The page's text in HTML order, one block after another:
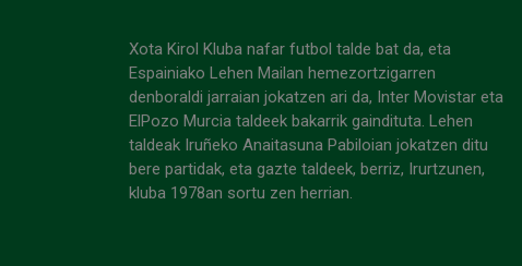
Xota Kirol Kluba nafar futbol talde bat da, eta
Espainiako Lehen Mailan hemezortzigarren
denboraldi jarraian jokatzen ari da, Inter Movistar eta
ElPozo Murcia taldeek bakarrik gaindituta. Lehen
taldeak Iruñeko Anaitasuna Pabiloian jokatzen ditu
bere partidak, eta gazte taldeek, berriz, Irurtzunen,
kluba 1978an sortu zen herrian.